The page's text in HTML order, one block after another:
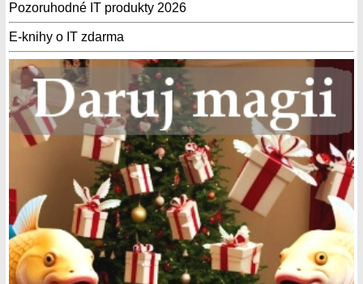
Pozoruhodné IT produkty 2026
E-knihy o IT zdarma